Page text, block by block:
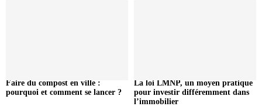
Faire du compost en ville :
pourquoi et comment se lancer ?
La loi LMNP, un moyen pratique
pour investir différemment dans
l’immobilier